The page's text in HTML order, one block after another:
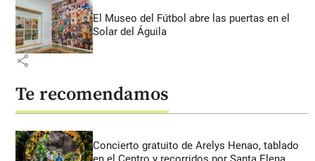
El Museo del Fútbol abre las puertas en el
Solar del Águila
share
Te recomendamos
Concierto gratuito de Arelys Henao, tablado